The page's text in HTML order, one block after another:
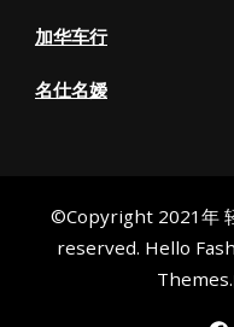
加华车行
名仕名嫒
©Copyright 2021年
reserved. Hello
Themes